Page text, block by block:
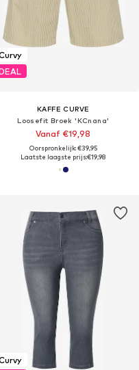
KAFFE CURVE
Loosefit Broek 'KCnana'
Vanaf €19,98
Oorspronkelijk: €39,95
Laatste laagste prijs:€19,98